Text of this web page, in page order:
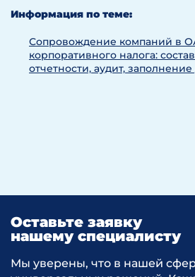
Информация по теме:
Сопровождение компаний в
корпоративного налога:
отчетности, аудит,
Оставьте заявку
нашему специалисту
Мы уверены, что в нашей